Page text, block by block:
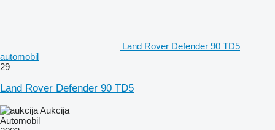
Land Rover Defender 90 TD5
automobil
29
Land Rover Defender 90 TD5
Aukcija
Automobil